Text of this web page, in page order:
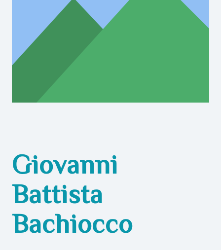
Giovanni
Battista
Bachiocco